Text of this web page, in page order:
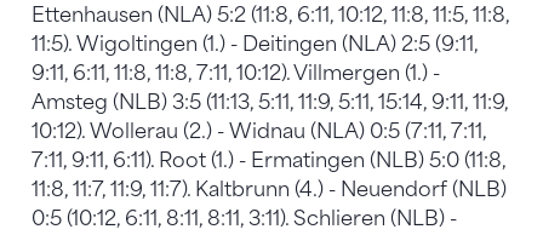
Ettenhausen (NLA) 5:2 (11:8, 6:11, 10:12, 11:8, 11:5, 11:8,
11:5). Wigoltingen (1.) - Deitingen (NLA) 2:5 (9:11,
9:11, 6:11, 11:8, 11:8, 7:11, 10:12). Villmergen (1.) -
Amsteg (NLB) 3:5 (11:13, 5:11, 11:9, 5:11, 15:14, 9:11, 11:9,
10:12). Wollerau (2.) - Widnau (NLA) 0:5 (7:11, 7:11,
7:11, 9:11, 6:11). Root (1.) - Ermatingen (NLB) 5:0 (11:8,
11:8, 11:7, 11:9, 11:7). Kaltbrunn (4.) - Neuendorf (NLB)
0:5 (10:12, 6:11, 8:11, 8:11, 3:11). Schlieren (NLB) -